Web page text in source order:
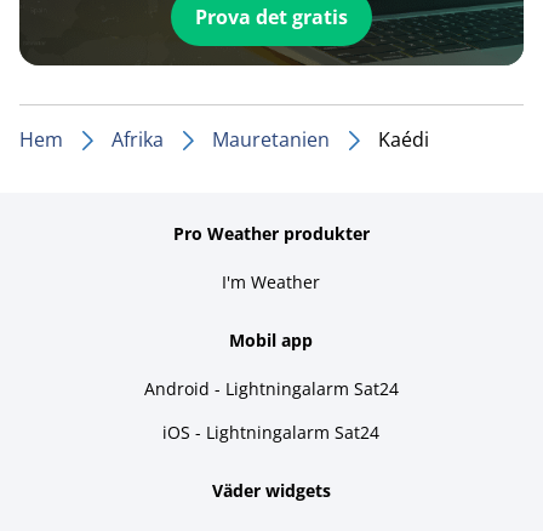
Prova det gratis
Hem Afrika Mauretanien Kaédi
Pro Weather produkter
I'm Weather
Mobil app
Android - Lightningalarm Sat24
iOS - Lightningalarm Sat24
Väder widgets